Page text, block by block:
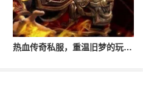
热血传奇私服，重温旧梦的玩家首选